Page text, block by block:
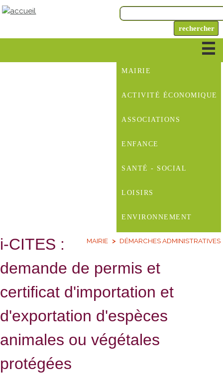
MAIRIE
ACTIVITÉ ÉCONOMIQUE
ASSOCIATIONS
ENFANCE
SANTÉ - SOCIAL
LOISIRS
ENVIRONNEMENT
MAIRIE DÉMARCHES ADMINISTRATIVES
i-CITES :
demande de permis et
certificat d'importation et
d'exportation d'espèces
animales ou végétales
protégées